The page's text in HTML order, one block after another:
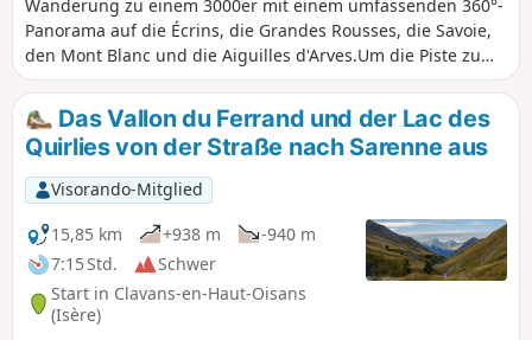
Wanderung zu einem 3000er mit einem umfassenden 360°-
Panorama auf die Écrins, die Grandes Rousses, die Savoie,
den Mont Blanc und die Aiguilles d'Arves.Um die Piste zu
begehen, ist ein Fahrzeug mit hoher Bodenfreiheit
erforderlich. (!) Anmerkung eines Nutzers vom 02.
September 2025: >Sehr schöne Wanderung, aber meiner
Meinung nach sollte die Route überarbeitet werden. Denn
die Piste ab Chazelet ist für den Verkehr gesperrt(nur für
Berechtigte und Almwirte).
Das Vallon du Ferrand und der Lac des
Quirlies von der Straße nach Sarenne aus
Visorando-Mitglied
15,85 km
+938 m
-940 m
7:15 Std.
Schwer
Start in Clavans-en-Haut-Oisans
(Isère)